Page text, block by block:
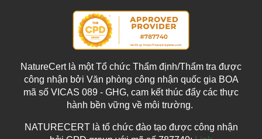
NatureCert là một Tổ chức Thẩm định/Thẩm tra được
công nhận bởi Văn phòng công nhận quốc gia BOA
mã số VICAS 089 - GHG, cam kết thúc đẩy các thực
hành bền vững về môi trường.
NATURECERT là tổ chức đào tạo được công nhận